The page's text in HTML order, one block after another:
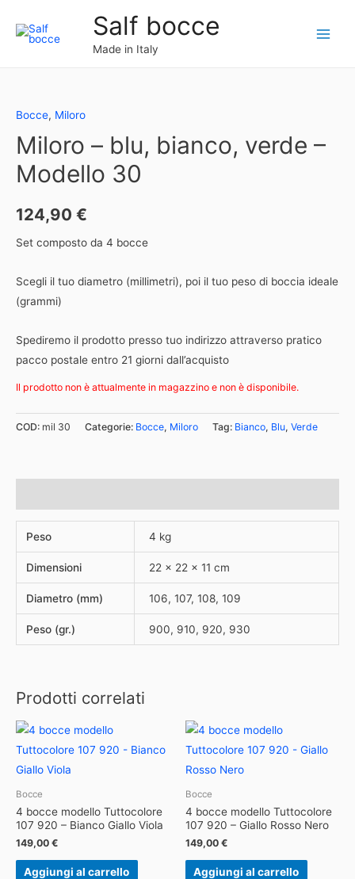
Salf bocce
Made in Italy
Bocce, Miloro
Miloro – blu, bianco, verde –
Modello 30
124,90 €
Set composto da 4 bocce
Scegli il tuo diametro (millimetri), poi il tuo peso di boccia ideale
(grammi)
Spediremo il prodotto presso tuo indirizzo attraverso pratico
pacco postale entro 21 giorni dall’acquisto
Il prodotto non è attualmente in magazzino e non è disponibile.
COD: mil 30 Categorie: Bocce, Miloro Tag: Bianco, Blu, Verde
Peso 4 kg
Dimensioni 22 × 22 × 11 cm
Diametro (mm) 106, 107, 108, 109
Peso (gr.) 900, 910, 920, 930
Prodotti correlati
Bocce
4 bocce modello Tuttocolore
107 920 – Bianco Giallo Viola
149,00 €
Aggiungi al carrello
Bocce
4 bocce modello Tuttocolore
107 920 – Giallo Rosso Nero
149,00 €
Aggiungi al carrello